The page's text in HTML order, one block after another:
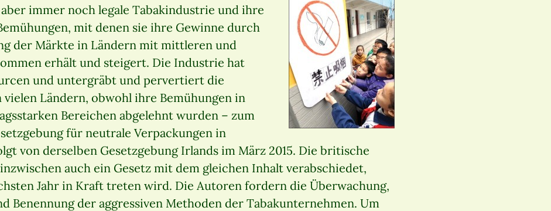
immer noch legale Tabakindustrie und ihre
mit denen sie ihre Gewinne durch
der Märkte in Ländern mit mittleren und
erhält und steigert. Die Industrie hat
und untergräbt und pervertiert die
Ländern, obwohl ihre Bemühungen in
Bereichen abgelehnt wurden – zum
für neutrale Verpackungen in
von derselben Gesetzgebung Irlands im März 2015. Die britische
auch ein Gesetz mit dem gleichen Inhalt verabschiedet,
Jahr in Kraft treten wird. Die Autoren fordern die Überwachung,
Benennung der aggressiven Methoden der Tabakunternehmen. Um